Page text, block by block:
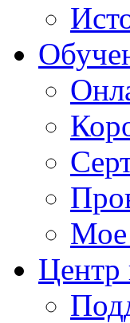
Мое
Центр